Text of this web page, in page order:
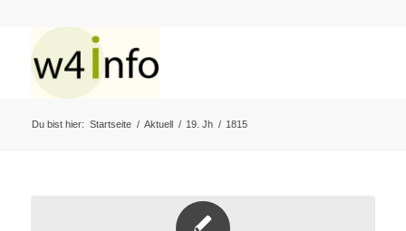
Du bist hier: Startseite / Aktuell / 19. Jh / 1815